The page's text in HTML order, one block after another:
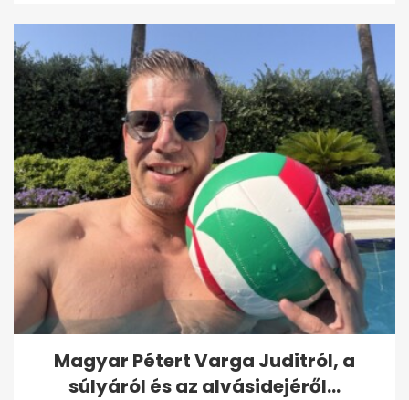
Magyar Pétert Varga Juditról, a
súlyáról és az alvásidejéről...